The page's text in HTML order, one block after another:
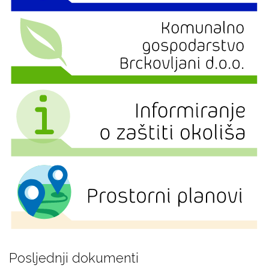
Posljednji dokumenti